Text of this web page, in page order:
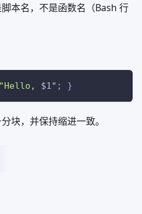
本名，不是函数名（Bash 行
"Hello, $1" ; }
块，并保持缩进一致。